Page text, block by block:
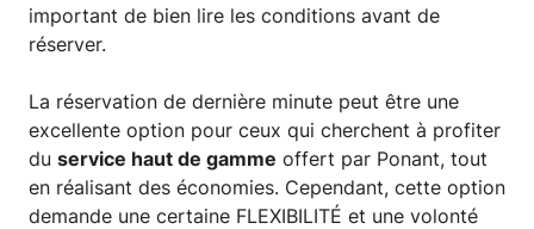
important de bien lire les conditions avant de
réserver.
La réservation de dernière minute peut être une
excellente option pour ceux qui cherchent à profiter
du service haut de gamme offert par Ponant, tout
en réalisant des économies. Cependant, cette option
demande une certaine FLEXIBILITÉ et une volonté